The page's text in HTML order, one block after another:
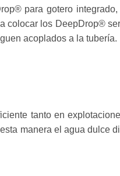
para gotero
colocar los DeepDrop®
acoplados a la tubería.
tanto en
manera el agua dulce